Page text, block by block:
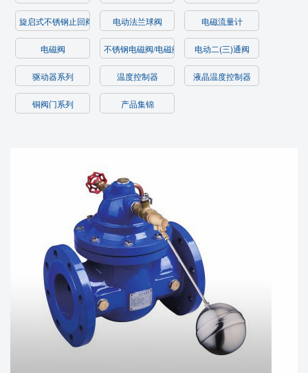
旋启式不锈钢止回阀 电动法兰球阀 电磁流量计
电磁阀 不锈钢电磁阀/电磁阀 电动二(三)通阀
驱动器系列 温度控制器 液晶温度控制器
铜阀门系列 产品集锦